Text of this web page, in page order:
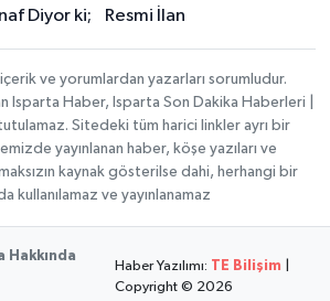
Diyor ki;
Resmi İlan
ve yorumlardan yazarları sorumludur.
Isparta Haber, Isparta Son Dakika Haberleri |
Sitedeki tüm harici linkler ayrı bir
yayınlanan haber, köşe yazıları ve
kaynak gösterilse dahi, herhangi bir
kullanılamaz ve yayınlanamaz
Hakkında
Haber Yazılımı: TE Bilişim
Copyright © 2026